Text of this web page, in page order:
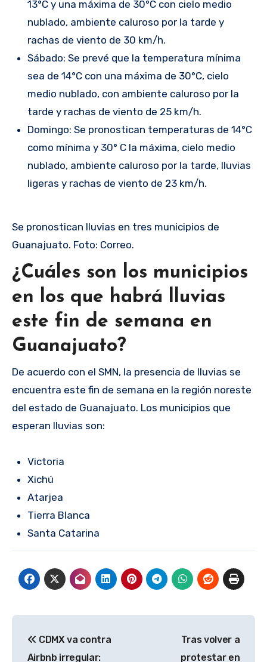
13°C y una máxima de 30°C con cielo medio
nublado, ambiente caluroso por la tarde y
rachas de viento de 30 km/h.
Sábado: Se prevé que la temperatura mínima
sea de 14°C con una máxima de 30°C, cielo
medio nublado, con ambiente caluroso por la
tarde y rachas de viento de 25 km/h.
Domingo: Se pronostican temperaturas de 14°C
como mínima y 30° C la máxima, cielo medio
nublado, ambiente caluroso por la tarde, lluvias
ligeras y rachas de viento de 23 km/h.
Se pronostican lluvias en tres municipios de
Guanajuato. Foto: Correo.
¿Cuáles son los municipios
en los que habrá lluvias
este fin de semana en
Guanajuato?
De acuerdo con el SMN, la presencia de lluvias se
encuentra este fin de semana en la región noreste
del estado de Guanajuato. Los municipios que
esperan lluvias son:
Victoria
Xichú
Atarjea
Tierra Blanca
Santa Catarina
de
CDMX va contra
Airbnb irregular:
Tras volver a
protestar en